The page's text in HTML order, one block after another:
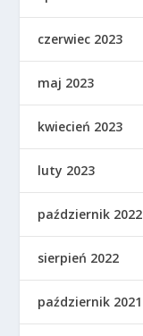
czerwiec 2023
maj 2023
kwiecień 2023
luty 2023
październik 2022
sierpień 2022
październik 2021